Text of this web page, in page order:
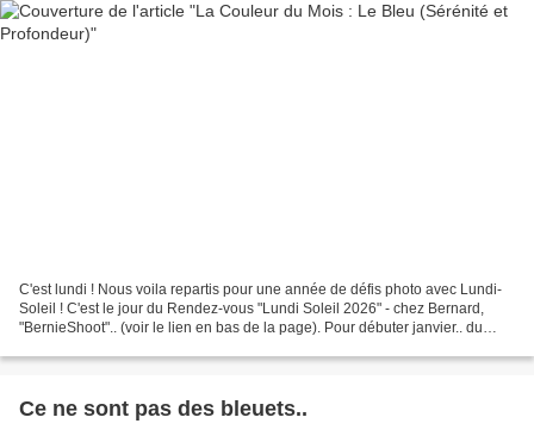
C'est lundi ! Nous voila repartis pour une année de défis photo avec Lundi-
Soleil ! C'est le jour du Rendez-vous "Lundi Soleil 2026" - chez Bernard,
"BernieShoot".. (voir le lien en bas de la page). Pour débuter janvier.. du
Ce ne sont pas des bleuets..